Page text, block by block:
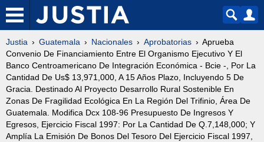
Justia Guatemala Nacionales Aprobatorias
Aprueba
Convenio De Financiamiento Entre El Organismo Ejecutivo Y El
Banco Centroamericano De Integración Económica - Bcie -, Por La
Cantidad De Us$ 13,971,000, A 15 Años Plazo, Incluyendo 5 De
Gracia. Destinado Al Proyecto Desarrollo Rural Sostenible En
Zonas De Fragilidad Ecológica En La Región Del Trifinio, Área De
Guatemala. Modifica Dcx 108-96 Presupuesto De Ingresos Y
Egresos, Ejercicio Fiscal 1997: Por La Cantidad De Q.7,148,000; Y
Amplía La Emisión De Bonos Del Tesoro Del Ejercicio Fiscal 1997,